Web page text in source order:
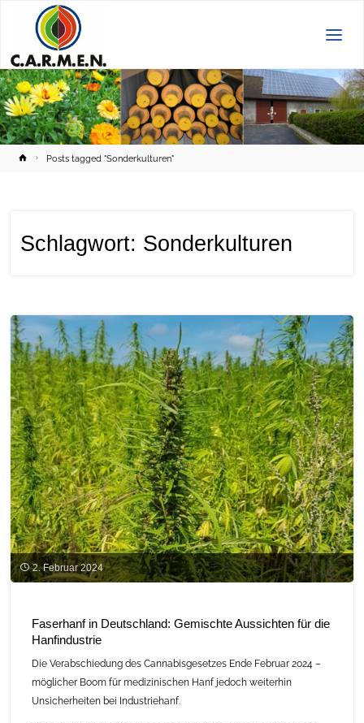
HomePosts tagged "Sonderkulturen"
Schlagwort: Sonderkulturen
2. Februar 2024
Faserhanf in Deutschland: Gemischte Aussichten für die
Hanfindustrie
Die Verabschiedung des Cannabisgesetzes Ende Februar 2024 –
möglicher Boom für medizinischen Hanf jedoch weiterhin
Unsicherheiten bei Industriehanf.